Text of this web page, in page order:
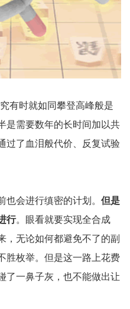
有时就如同攀登高峰般是
是需要数年的长时间加以共
过了血泪般代价、反复试验
也会进行缜密的计划。 但是
行。眼看就要实现全合成
，无论如何都避免不了的副
枚举。但是这一路上花费
了一鼻子灰，也不能做出让